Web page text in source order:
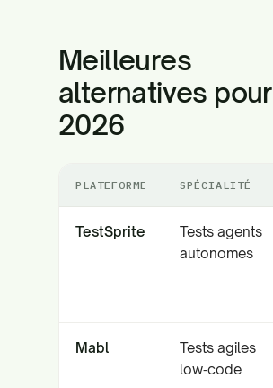
Meilleures
alternatives pour
2026
PLATEFORME SPÉCIALITÉ
TestSprite
Tests agents
autonomes
Mabl
Tests agiles
low‑code